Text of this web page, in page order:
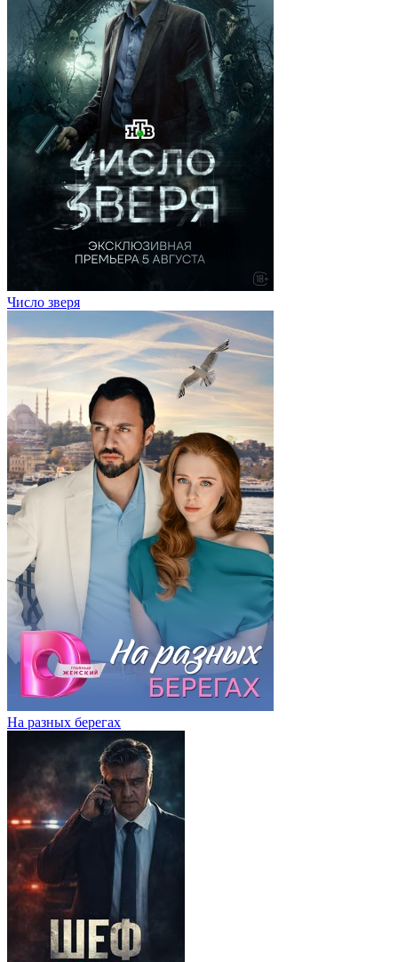
Число зверя
На разных берегах